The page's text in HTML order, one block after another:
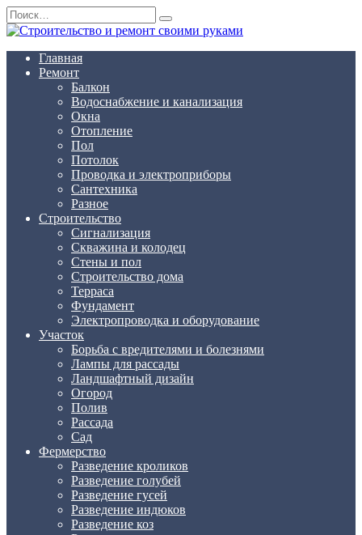
Перейти
к
содержанию
Search
for:
Главная
Ремонт
Балкон
Водоснабжение и канализация
Окна
Отопление
Пол
Потолок
Проводка и электроприборы
Сантехника
Разное
Строительство
Сигнализация
Скважина и колодец
Стены и пол
Строительство дома
Терраса
Фундамент
Электропроводка и оборудование
Участок
Борьба с вредителями и болезнями
Лампы для рассады
Ландшафтный дизайн
Огород
Полив
Рассада
Сад
Фермерство
Разведение кроликов
Разведение голубей
Разведение гусей
Разведение индюков
Разведение коз